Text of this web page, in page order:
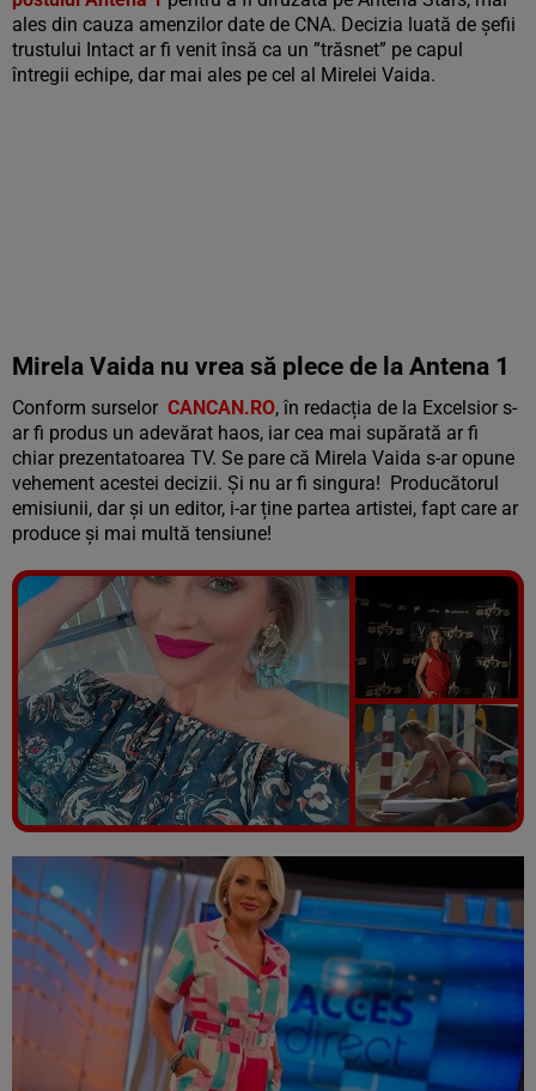
ales din cauza amenzilor date de CNA. Decizia luată de șefii
trustului Intact ar fi venit însă ca un ”trăsnet” pe capul
întregii echipe, dar mai ales pe cel al Mirelei Vaida.
Mirela Vaida nu vrea să plece de la Antena 1
Conform surselor CANCAN.RO, în redacția de la Excelsior s-
ar fi produs un adevărat haos, iar cea mai supărată ar fi
chiar prezentatoarea TV. Se pare că Mirela Vaida s-ar opune
vehement acestei decizii. Și nu ar fi singura! Producătorul
emisiunii, dar și un editor, i-ar ține partea artistei, fapt care ar
produce și mai multă tensiune!
Vezi galeria foto
9 poze